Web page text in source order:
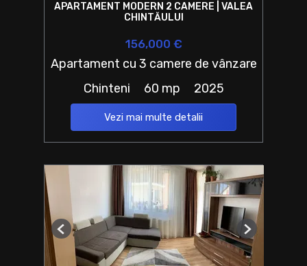
APARTAMENT MODERN 2 CAMERE | VALEA
CHINTĂULUI
156,000 €
Apartament cu 3 camere de vânzare
Chinteni
60 mp 2025
Vezi mai multe detalii
Previous Next